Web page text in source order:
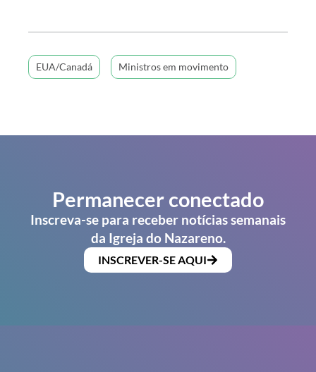
EUA/Canadá Ministros em movimento
Permanecer conectado
Inscreva-se para receber notícias semanais
da Igreja do Nazareno.
INSCREVER-SE AQUI